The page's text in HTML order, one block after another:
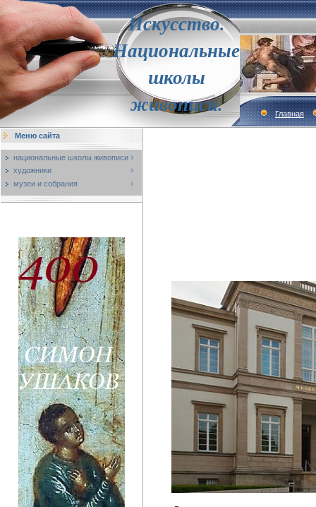
Искусство.
Национальные
школы
живописи.
Главная
Меню сайта
национальные школы живописи
художники
музеи и собрания